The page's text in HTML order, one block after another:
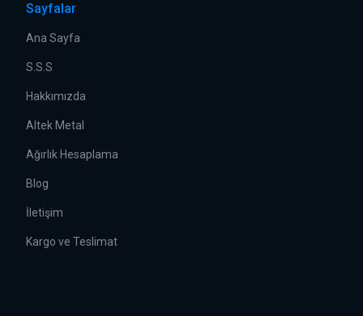
Sayfalar
Ana Sayfa
S.S.S
Hakkımızda
Altek Metal
Ağırlık Hesaplama
Blog
İletişim
Kargo ve Teslimat